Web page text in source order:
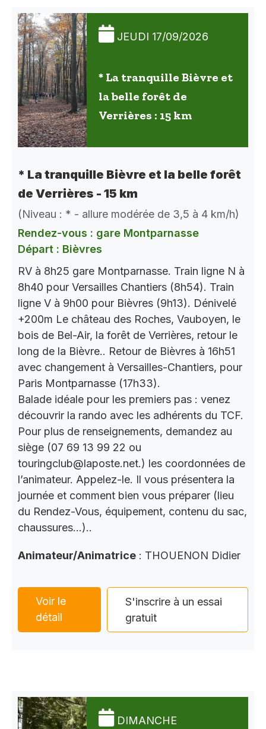
JEUDI 17/09/2026
* La tranquille Bièvre et
la belle forêt de
Verrières : 15 km
* La tranquille Bièvre et la belle forêt
de Verrières - 15 km
(Niveau : * - allure modérée de 3,5 à 4 km/h)
Rendez-vous : gare Montparnasse
Départ : Bièvres
RV à 8h25 gare Montparnasse. Train ligne N à
8h40 pour Versailles Chantiers (8h54). Train
ligne V à 9h00 pour Bièvres (9h13). Dénivelé
+200m Le château des Roches, Vauboyen, le
bois de Bel-Air, la forêt de Verrières, retour le
long de la Bièvre.. Retour de Bièvres à 16h51
avec changement à Versailles-Chantiers, pour
Paris Montparnasse (17h33).
Balade idéale pour les premiers pas : venez
découvrir la rando avec les adhérents du TCF.
Pour plus de renseignements, demandez au
siège (07 69 13 99 22 ou
touringclub@laposte.net.) les coordonnées de
l’animateur. Appelez-le. Il vous présentera la
journée et comment bien vous préparer (lieu
du Rendez-Vous, équipement, contenu du sac,
chaussures…)..
Animateur/Animatrice : THOUENON Didier
Voir le
détail
S'inscrire à un essai
gratuit
DIMANCHE